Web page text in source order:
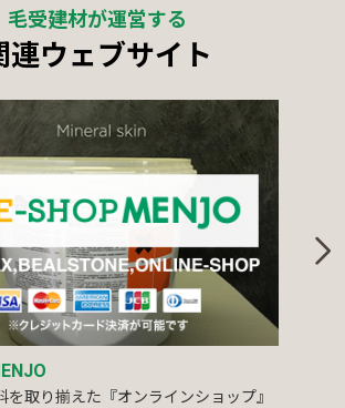
毛受建材が運営する
連ウェブサイト
を取り揃えた『オンラインショップ』